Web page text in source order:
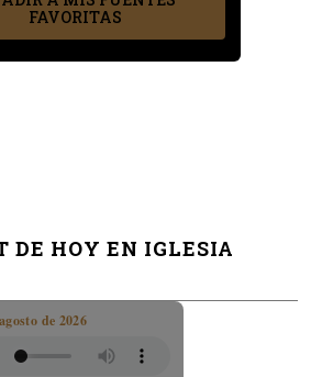
FAVORITAS
DE HOY EN IGLESIA
de 2026